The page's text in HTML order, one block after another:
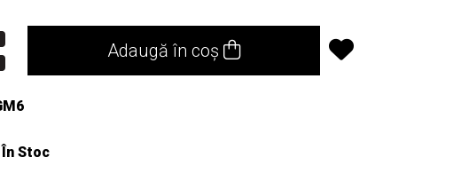
Adaugă în coș
În Stoc